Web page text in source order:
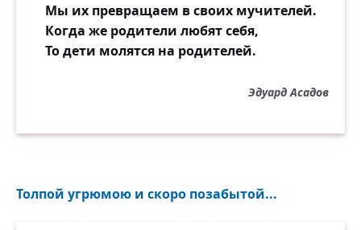
Мы их превращаем в своих мучителей.
Когда же родители любят себя,
То дети молятся на родителей.
Эдуард Асадов
Толпой угрюмою и скоро позабытой...